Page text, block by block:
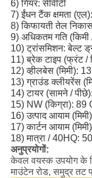
6) गियर: सीवीटी
7) ईंधन टैंक क्षमता
8) किफायती तेल
9) अधिकतम गति (किमी
10) ट्रांसमिशन: बेल्ट
11) ब्रेक टाइप (फ्रंट /
12) व्हीलबेस (मिमी):
13) ग्राउंड क्लीयरेंस
14) टायर (सामने /
15) NW (किग्रा): 89
16) उत्पाद आयाम
17) कार्टन आयाम
18) मात्रा / 40HQ:
अनुप्रयोगों:
केवल वयस्क उपयोग के
माउंटेन रोड, समुद्र तट